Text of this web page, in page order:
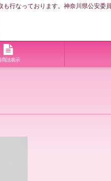
も行なっております。神奈川県公安
商法表示